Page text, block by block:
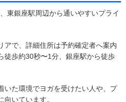
東銀座駅周辺から通いやすいプライ
アで、詳細住所は予約確定者へ案内
徒歩約30秒〜1分、銀座駅から徒歩
いた環境でヨガを受けたい人や、プ
いています。